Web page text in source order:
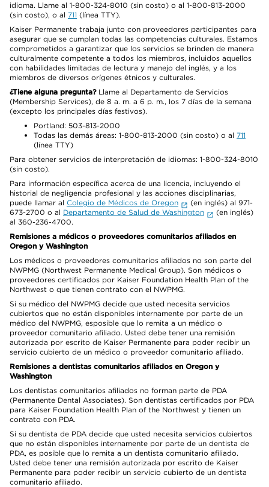
idioma. Llame al 1-800-324-8010 (sin costo) o al 1-800-813-2000
(sin costo), o al 711 (línea TTY).
Kaiser Permanente trabaja junto con proveedores participantes para
asegurar que se cumplan todas las competencias culturales. Estamos
comprometidos a garantizar que los servicios se brinden de manera
culturalmente competente a todos los miembros, incluidos aquellos
con habilidades limitadas de lectura y manejo del inglés, y a los
miembros de diversos orígenes étnicos y culturales.
¿Tiene alguna pregunta?Llame al Departamento de Servicios
(Membership Services), de 8 a. m. a 6 p. m., los 7 días de la semana
(excepto los principales días festivos).
Portland: 503-813-2000
Todas las demás áreas: 1-800-813-2000 (sin costo) o al 711
(línea TTY)
Para obtener servicios de interpretación de idiomas: 1-800-324-8010
(sin costo).
Para información específica acerca de una licencia, incluyendo el
historial de negligencia profesional y las acciones disciplinarias,
puede llamar al Colegio de Médicos de Oregon
(en inglés) al 971-
673-2700 o al Departamento de Salud de Washington
(en inglés)
al 360-236-4700.
Remisiones a médicos o proveedores comunitarios afiliados en
Oregon y Washington
Los médicos o proveedores comunitarios afiliados no son parte del
NWPMG (Northwest Permanente Medical Group). Son médicos o
proveedores certificados por Kaiser Foundation Health Plan of the
Northwest o que tienen contrato con el NWPMG.
Si su médico del NWPMG decide que usted necesita servicios
cubiertos que no están disponibles internamente por parte de un
médico del NWPMG, esposible que lo remita a un médico o
proveedor comunitario afiliado. Usted debe tener una remisión
autorizada por escrito de Kaiser Permanente para poder recibir un
servicio cubierto de un médico o proveedor comunitario afiliado.
Remisiones a dentistas comunitarios afiliados en Oregon y
Washington
Los dentistas comunitarios afiliados no forman parte de PDA
(Permanente Dental Associates). Son dentistas certificados por PDA
para Kaiser Foundation Health Plan of the Northwest y tienen un
contrato con PDA.
Si su dentista de PDA decide que usted necesita servicios cubiertos
que no están disponibles internamente por parte de un dentista de
PDA, es posible que lo remita a un dentista comunitario afiliado.
Usted debe tener una remisión autorizada por escrito de Kaiser
Permanente para poder recibir un servicio cubierto de un dentista
comunitario afiliado.